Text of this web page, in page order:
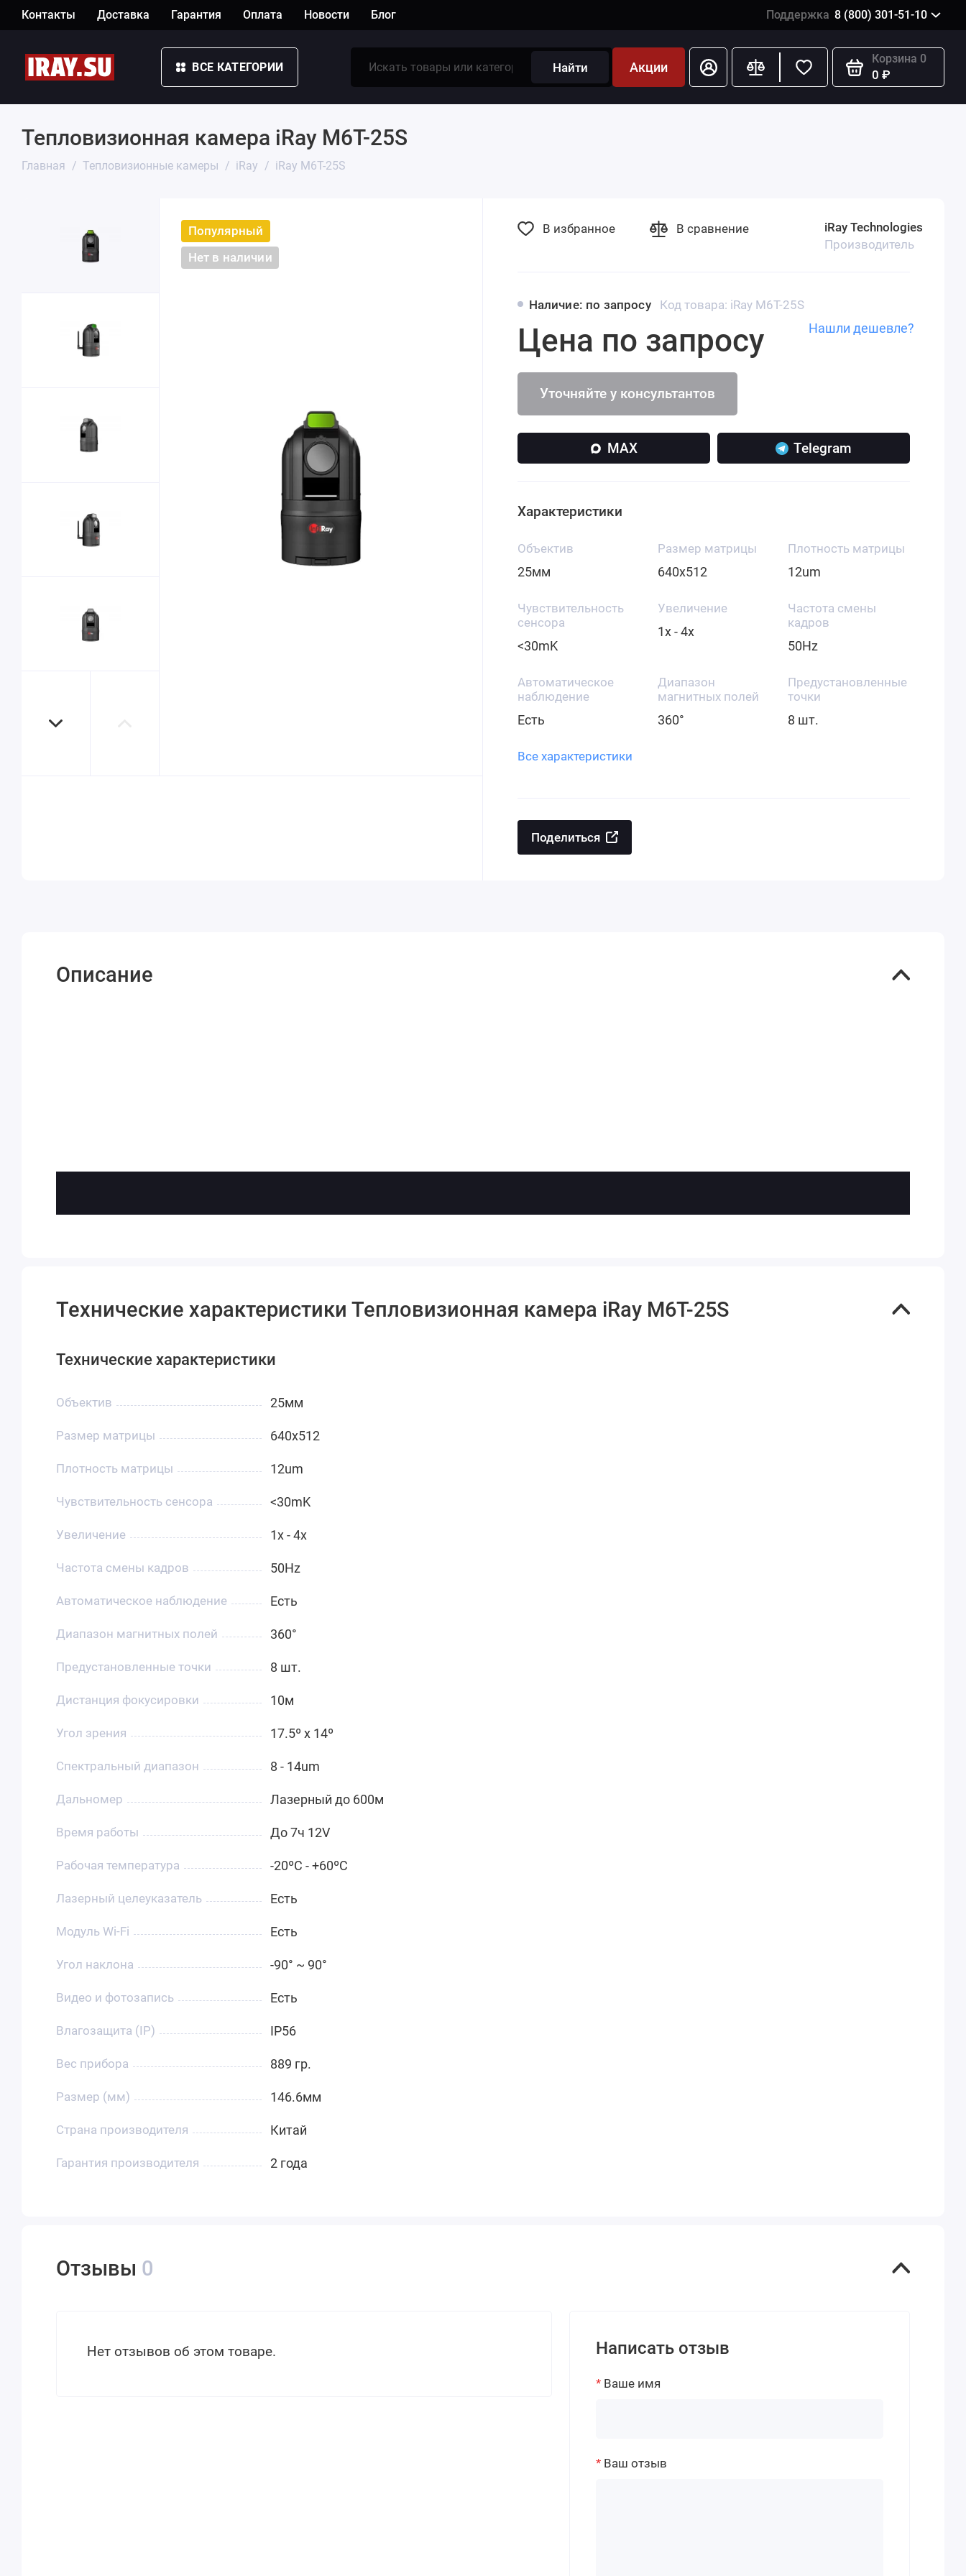
Контакты Доставка Гарантия Оплата Новости Блог Поддержка 8 (800) 301-51-10
ВСЕ КАТЕГОРИИ Найти Акции
Корзина 0
0 ₽
Тепловизионная камера iRay M6T-25S
Главная Тепловизионные камеры iRay iRay M6T-25S
Популярный
Нет в наличии
Наличие: по запросу Код товара: iRay M6T-25S
iRay Technologies
Производитель
Цена по запросу
Уточняйте у консультантов
Нашли дешевле?
MAX Telegram
В избранное В сравнение
Характеристики
Объектив
25мм
Размер матрицы
640x512
Плотность матрицы
12um
Чувствительность
сенсора
<30mK
Увеличение
1x - 4x
Частота смены
кадров
50Hz
Автоматическое
наблюдение
Есть
Диапазон
магнитных полей
360°
Предустановленные
точки
8 шт.
Все характеристики
Поделиться
Описание
Технические характеристики Тепловизионная камера iRay M6T-25S
Технические характеристики
Объектив 25мм
Размер матрицы 640x512
Плотность матрицы 12um
Чувствительность сенсора <30mK
Увеличение 1x - 4x
Частота смены кадров 50Hz
Автоматическое наблюдение Есть
Диапазон магнитных полей 360°
Предустановленные точки 8 шт.
Дистанция фокусировки 10м
Угол зрения 17.5º x 14º
Спектральный диапазон 8 - 14um
Дальномер Лазерный до 600м
Время работы До 7ч 12V
Рабочая температура -20ºC - +60ºC
Лазерный целеуказатель Есть
Модуль Wi-Fi Есть
Угол наклона -90° ~ 90°
Видео и фотозапись Есть
Влагозащита (IP) IP56
Вес прибора 889 гр.
Размер (мм) 146.6мм
Страна производителя Китай
Гарантия производителя 2 года
Отзывы 0
Нет отзывов об этом товаре. Написать отзыв
Ваше имя
Ваш отзыв